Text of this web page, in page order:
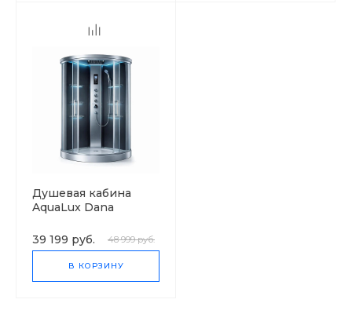
Душевая кабина
AquaLux Dana
39 199 руб.
48 999 руб.
В КОРЗИНУ